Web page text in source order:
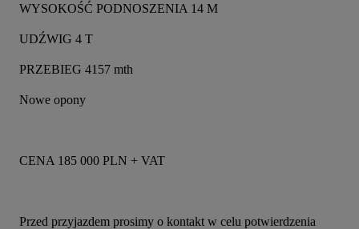
WYSOKOŚĆ PODNOSZENIA 14 M
UDŹWIG 4 T
PRZEBIEG 4157 mth
Nowe opony
CENA 185 000 PLN + VAT
Przed przyjazdem prosimy o kontakt w celu potwierdzenia